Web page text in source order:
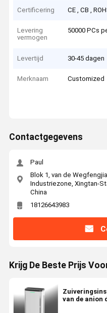
Certificering CE , CB ,
Levering
vermogen
50000 PCs
Levertijd 30-45 dagen
Merknaam Customized
Contactgegevens
Paul
Blok 1, van de
Industriezone, Xingtan-
China
18126643983
Krijg De Beste Prijs
van de anion